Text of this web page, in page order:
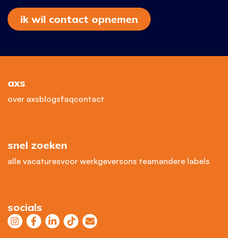
ik wil contact opnemen
axs
over axsblogsfaqcontact
snel zoeken
alle vacaturesvoor werkgeversons teamandere labels
socials